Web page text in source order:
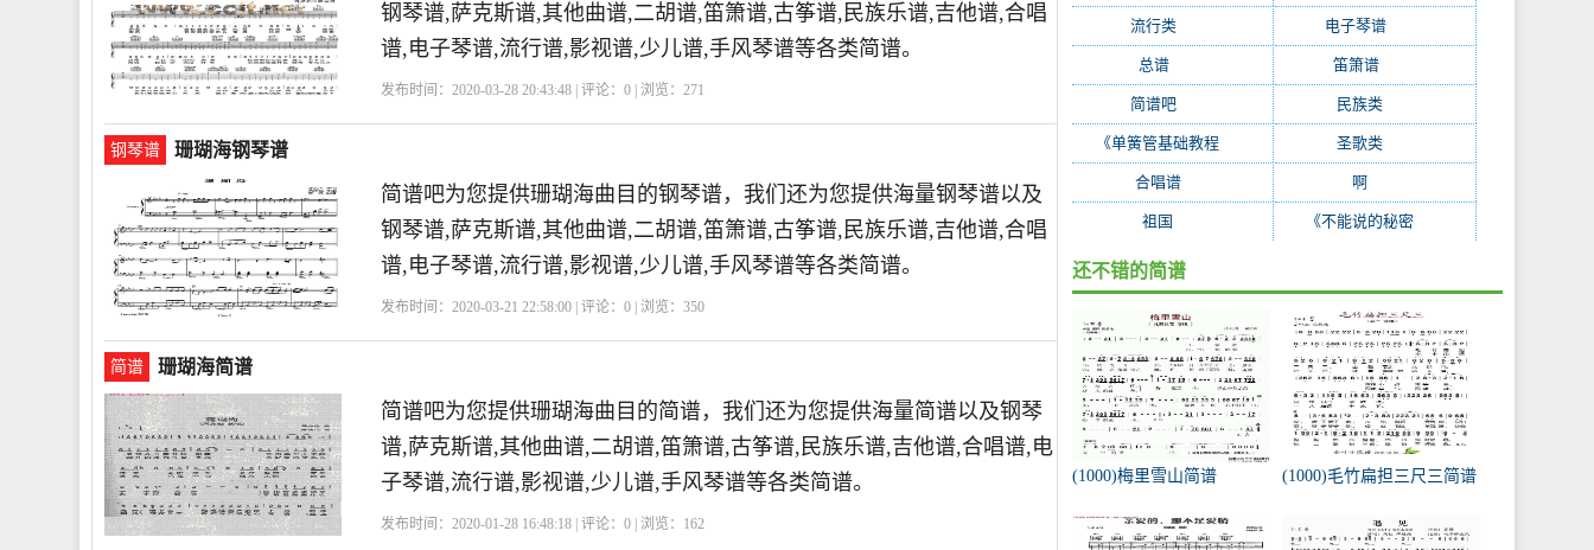
钢琴谱,萨克斯谱,其他曲谱,二胡谱,笛箫谱,古筝谱,民族乐谱,吉他谱,合唱
谱,电子琴谱,流行谱,影视谱,少儿谱,手风琴谱等各类简谱。
发布时间：2020-03-28 20:43:48 | 评论：0 | 浏览：271
钢琴谱 珊瑚海钢琴谱
简谱吧为您提供珊瑚海曲目的钢琴谱，我们还为您提供海量钢琴谱以及
钢琴谱,萨克斯谱,其他曲谱,二胡谱,笛箫谱,古筝谱,民族乐谱,吉他谱,合唱
谱,电子琴谱,流行谱,影视谱,少儿谱,手风琴谱等各类简谱。
发布时间：2020-03-21 22:58:00 | 评论：0 | 浏览：350
简谱 珊瑚海简谱
简谱吧为您提供珊瑚海曲目的简谱，我们还为您提供海量简谱以及钢琴
谱,萨克斯谱,其他曲谱,二胡谱,笛箫谱,古筝谱,民族乐谱,吉他谱,合唱谱,电
子琴谱,流行谱,影视谱,少儿谱,手风琴谱等各类简谱。
发布时间：2020-01-28 16:48:18 | 评论：0 | 浏览： 162
流行类 电子琴谱
总谱(195) 笛箫谱(153)
简谱吧 民族类
《单簧管基础教程 圣歌类
合唱谱(38) 啊
祖国 《不能说的秘密
还不错的简谱
(1000)梅里雪山简谱 (1000)毛竹扁担三尺三简谱